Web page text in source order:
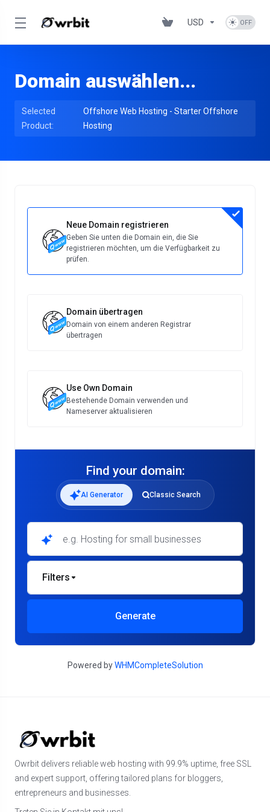
USD
Domain auswählen...
Selected
Product:
Offshore Web Hosting - Starter Offshore
Hosting
Neue Domain registrieren
Geben Sie unten die Domain ein, die Sie
registrieren möchten, um die Verfügbarkeit zu
prüfen.
Domain übertragen
Domain von einem anderen Registrar
übertragen
Use Own Domain
Bestehende Domain verwenden und
Nameserver aktualisieren
Find your domain:
AI Generator Classic Search
Filters
Generate
Powered byWHMCompleteSolution
Owrbit delivers reliable web hosting with 99.9% uptime, free SSL
and expert support, offering tailored plans for bloggers,
entrepreneurs and businesses.